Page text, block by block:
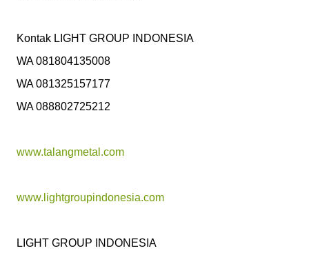
Kontak LIGHT GROUP INDONESIA
WA 081804135008
WA 081325157177
WA 088802725212
www.talangmetal.com
www.lightgroupindonesia.com
LIGHT GROUP INDONESIA